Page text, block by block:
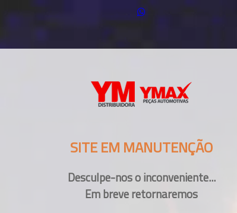
SITE EM MANUTENÇÃO
Desculpe-nos o inconveniente...
Em breve retornaremos